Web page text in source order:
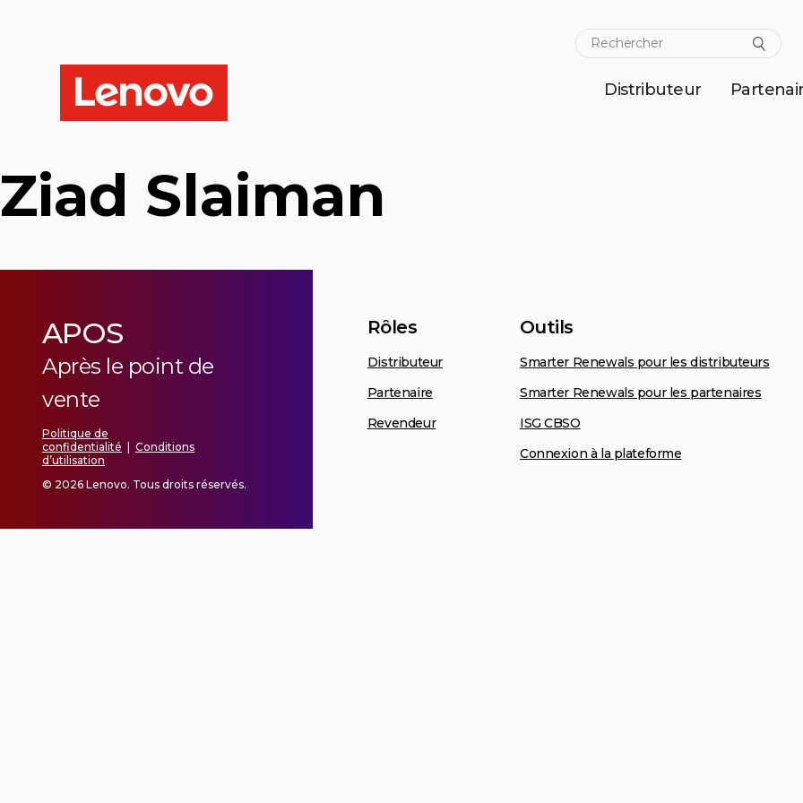
Distributeur
Ziad Slaiman
APOS
Après le point de
vente
Politique de
confidentialité
Conditions
d’utilisation
© 2026 Lenovo. Tous droits réservés.
Rôles
Distributeur
Partenaire
Revendeur
Outils
Smarter Renewals pour les distributeurs
Smarter Renewals pour les partenaires
ISG CBSO
Connexion à la plateforme